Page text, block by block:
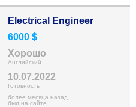
Electrical Engineer
6000 $
Хорошо
Английский
10.07.2022
Готовность
более месяца назад
был на сайте